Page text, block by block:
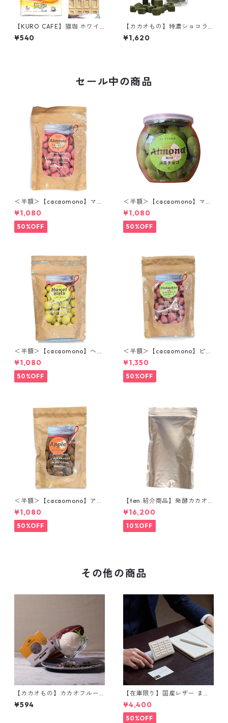
【KURO CAFE】猫珈 ホワイ
トチョコレート 黒豆粗挽きな
粉 板チョコ 60g タブレット
¥540
【カカオもの】特濃ショコラ
抹茶味 70g ホワイトチョコレ
ートベース cacaomono
¥1,620
セール中の商品
＜半額＞【cacaomono】マル
コナホワイトチョコレート(フ
ランボワーズ)
¥1,080
50%OFF
＜半額＞【cacaomono】マル
コナホワイトチョコレート
（抹茶）
¥1,080
50%OFF
＜半額＞【cacaomono】ヘー
ゼルナッツレモンチョコレー
ト
¥1,080
50%OFF
＜半額＞【cacaomono】ピス
タチオフランボワーズチョコ
レート
¥1,350
50%OFF
＜半額＞【cacaomono】アッ
プルシナモンチョコレート
¥1,080
50%OFF
【ten.紹介商品】発酵カカオ
ニブ(ホール) 1kg ウガンダ産
低温仕込み発酵カカオ豆 ロー
カカオ豆 CACAOMONO
¥16,200
10%OFF
その他の商品
【カカオもの】カカオフルー
ツシャーベット オリジナルア
イスクリーム
¥594
【在庫限り】国産レザー まる
でチョコレートのようなカー
ドケース 本革製 ショコラタン
¥4,400
50%OFF